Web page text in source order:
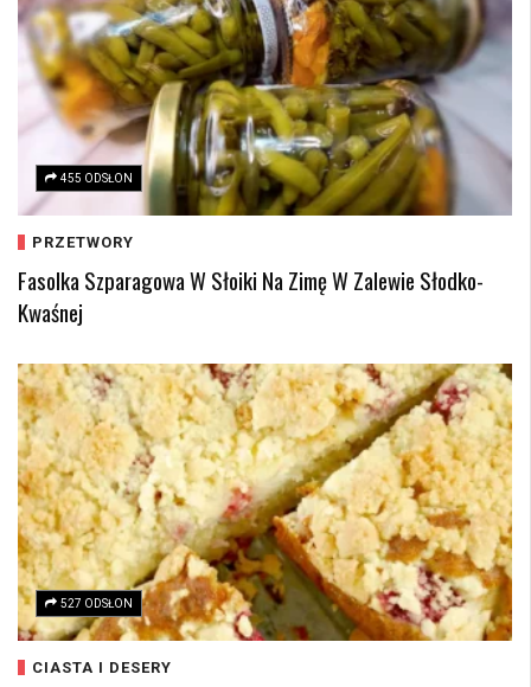
455 ODSŁON
PRZETWORY
Fasolka Szparagowa W Słoiki Na Zimę W Zalewie Słodko-
Kwaśnej
527 ODSŁON
CIASTA I DESERY